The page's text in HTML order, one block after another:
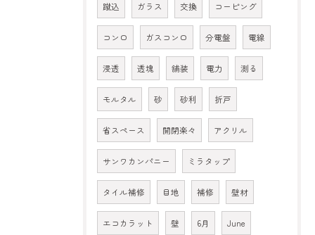
蹴込 ガラス 交換 コーピング
コンロ ガスコンロ 分電盤 電線
浸透 透塊 舗装 電力 測る
モルタル 砂 砂利 折戸
省スペース 開閉楽々 アクリル
サンワカンパニー ミラタップ
タイル補修 目地 補修 壁材
エコカラット 壁 6月 June